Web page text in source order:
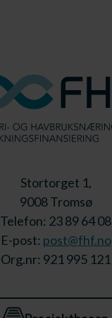
Stortorget 1,
9008 Tromsø
Telefon: 23 89 64 08
E-post: post@fhf.no
Org.nr: 921 995 121